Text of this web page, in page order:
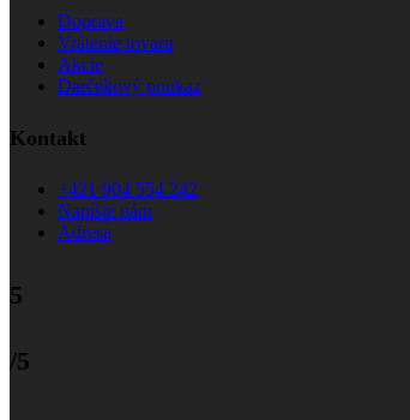
Doprava
Vrátenie tovaru
Akcie
Darčekový poukaz
Kontakt
+421 904 554 242
Napíšte nám
Adresa
5
/5